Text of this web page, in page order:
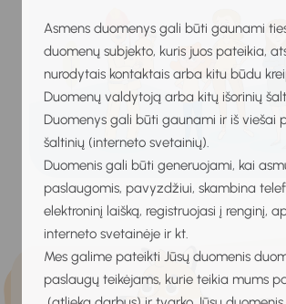
Asmens duomenys gali būti gaunami
duomenų subjekto, kuris juos pateikia,
nurodytais kontaktais arba kitu būdu
Duomenų valdytoją arba kitų išorinių
Duomenys gali būti gaunami ir iš viešai
šaltinių (interneto svetainių).
Duomenis gali būti generuojami, kai
paslaugomis, pavyzdžiui, skambina
elektroninį laišką, registruojasi į renginį,
interneto svetainėje ir kt.
Mes galime pateikti Jūsų duomenis
paslaugų teikėjams, kurie teikia mums